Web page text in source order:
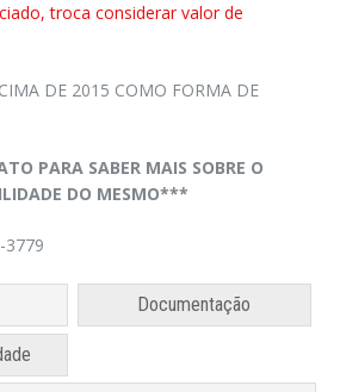
troca considerar valor de
DE 2015 COMO FORMA DE
PARA SABER MAIS SOBRE O
DO MESMO***
3779
Documentação